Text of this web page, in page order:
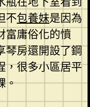
不包養妹是因為
富庸俗化的憤
琴房還開設了鋼
，很多小區居平
。